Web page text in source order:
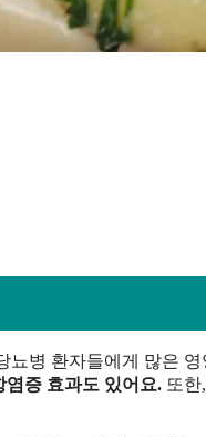
뇨병 환자들에게 많은
염증 효과도 있어요. 또